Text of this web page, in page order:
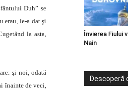
Duh” se
erau, le-a dat şi
la asta,
şi noi, odată
înainte de veci,
Învierea Fiului
Nain
Descoperă